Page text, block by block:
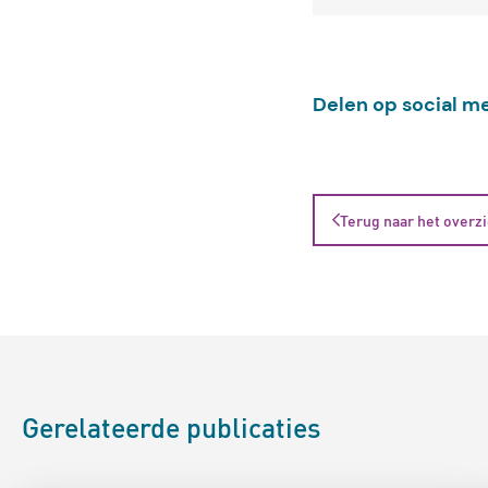
Delen op social
Terug naar het
Gerelateerde publicaties